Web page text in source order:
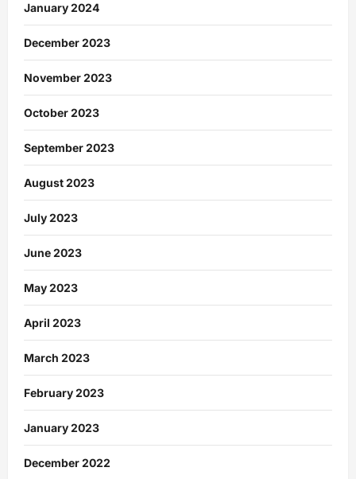
January 2024
December 2023
November 2023
October 2023
September 2023
August 2023
July 2023
June 2023
May 2023
April 2023
March 2023
February 2023
January 2023
December 2022